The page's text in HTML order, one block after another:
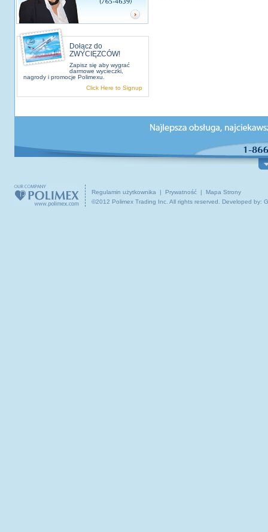
Dołącz do
ZWYCIĘZCÓW!
Zapisz się aby wygrać
darmowe wycieczki,
nagrody i promocje Polimexu.
Click Here to Signup
O Polimex Travel
Centralna Europa
Regulamin użytkownika | Prywatność |
Mapa Strony
©2012 Polimex Trading Inc. All rights reserved. Developed by: